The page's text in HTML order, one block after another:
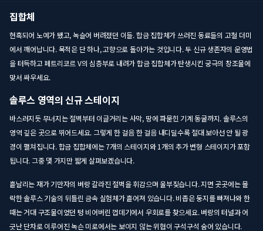
집합체
현혹되어 노예가 됐고, 녹슬어 버려졌던 이들. 합금 집합체가 쓰러진 동료들의 고철 더미
에서 깨어납니다. 목적은 단 하나, 고향으로 돌아가는 것입니다. 두 신규 생존자의 운영법
을 터득하고 페트리코르 V의 심층부로 내려가 합금 집합체가 탄생시킨 궁극의 창조물에
맞서 싸우세요.
솔루스 영역의 신규 스테이지
바스러지듯 무너지는 절벽부터 이글거리는 사막, 땅에 파묻힌 기계 동굴까지. 솔루스의
영역 깊은 곳으로 뛰어드세요. 그렇게 한 걸음 한 걸음 내디딜수록 절대 보아선 안 될 광
경이 펼쳐집니다. 합금 집합체에는 7개의 스테이지와 1개의 추가 변형 스테이지가 포함
됩니다. 그중 몇 가지만 짧게 살펴보겠습니다.
흩날리는 재가 기만자의 벼랑 갈라진 절벽을 휘감으며 울부짖습니다. 지면 곳곳에는 몰
락한 솔루스 기술의 뒤틀린 금속 실험체가 흩어져 있습니다. 비좁은 둥지를 빠져나와 한
때는 거대 구조물이었던 텅 비어버린 껍데기에서 우회로를 찾으세요. 벼랑의 터널과 어
긋난 단차로 이루어진 녹슨 미로에서는 보이지 않는 위협이 구석구석 숨어 있습니다.